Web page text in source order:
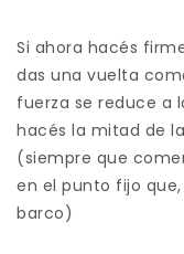
Si ahora hacés
das una vuelta
fuerza se reduce a
hacés la mitad de
(siempre que
en el punto fijo
barco)